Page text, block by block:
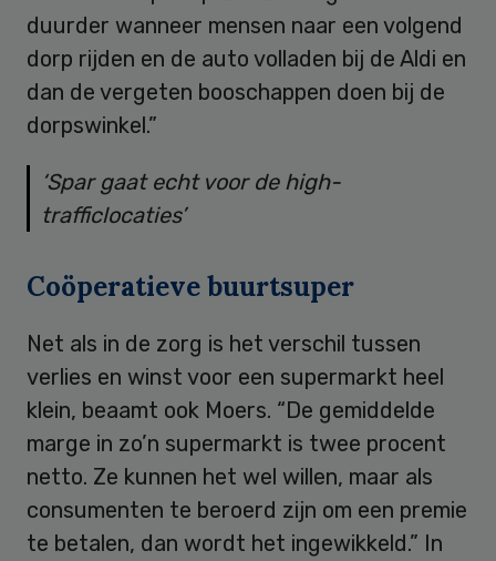
duurder wanneer mensen naar een volgend
dorp rijden en de auto volladen bij de Aldi en
dan de vergeten booschappen doen bij de
dorpswinkel.”
‘Spar gaat echt voor de high-
trafficlocaties’
Coöperatieve buurtsuper
Net als in de zorg is het verschil tussen
verlies en winst voor een supermarkt heel
klein, beaamt ook Moers. “De gemiddelde
marge in zo’n supermarkt is twee procent
netto. Ze kunnen het wel willen, maar als
consumenten te beroerd zijn om een premie
te betalen, dan wordt het ingewikkeld.” In